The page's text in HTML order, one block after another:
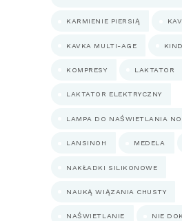
KARMIENIE PIERSIĄ
KAVKA MULTI-AGE
KOMPRESY LAKTATOR
LAKTATOR ELEKTRYCZNY
LAMPA DO NAŚWIETLANIA
LANSINOH MEDELA
NAKŁADKI SILIKONOWE
NAUKĄ WIĄZANIA CHUSTY
NAŚWIETLANIE NIE